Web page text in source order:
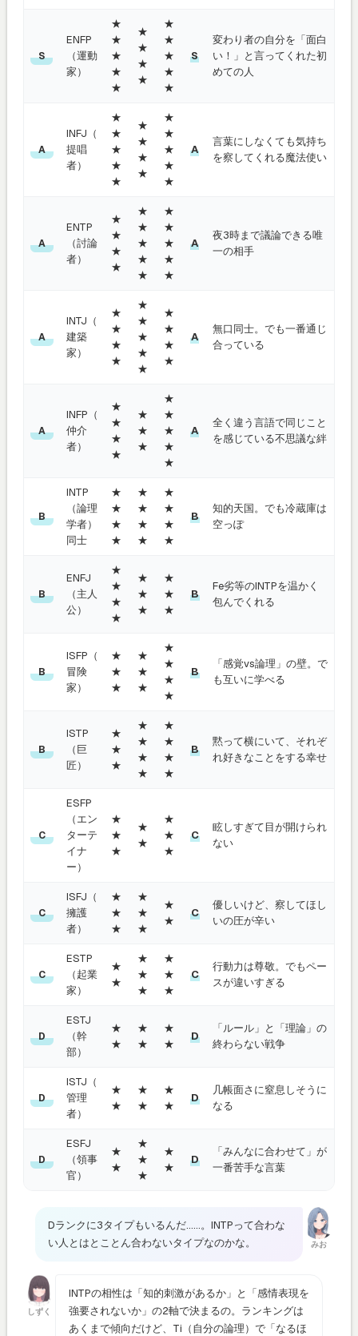
S
ENFP
（運動
家）
★
★
★
★
★
★
★
★
★
★
★
★
★
★
S
変わり者の自分を「面白
い！」と言ってくれた初
めての人
A
INFJ（
提唱
者）
★
★
★
★
★
★
★
★
★
★
★
★
★
★
A
言葉にしなくても気持ち
を察してくれる魔法使い
A
ENTP
（討論
者）
★
★
★
★
★
★
★
★
★
★
★
★
★
★
A
夜3時まで議論できる唯
一の相手
A
INTJ（
建築
家）
★
★
★
★
★
★
★
★
★
★
★
★
★
A
無口同士。でも一番通じ
合っている
A
INFP（
仲介
者）
★
★
★
★
★
★
★
★
★
★
★
★
A
全く違う言語で同じこと
を感じている不思議な絆
B
INTP
（論理
学者）
同士
★
★
★
★
★
★
★
★
★
★
★
★
B
知的天国。でも冷蔵庫は
空っぽ
B
ENFJ
（主人
公）
★
★
★
★
★
★
★
★
★
★
B
Fe劣等のINTPを温かく
包んでくれる
B
ISFP（
冒険
家）
★
★
★
★
★
★
★
★
★
★
B
「感覚vs論理」の壁。で
も互いに学べる
B
ISTP
（巨
匠）
★
★
★
★
★
★
★
★
★
★
★
B
黙って横にいて、それぞ
れ好きなことをする幸せ
C
ESFP
（エン
ターテ
イナ
ー）
★
★
★
★
★
★
★
★
C
眩しすぎて目が開けられ
ない
C
ISFJ（
擁護
者）
★
★
★
★
★
★
★
★
C
優しいけど、察してほし
いの圧が辛い
C
ESTP
（起業
家）
★
★
★
★
★
★
★
★
C
行動力は尊敬。でもペー
スが違いすぎる
D
ESTJ
（幹
部）
★
★
★
★
★
★
D
「ルール」と「理論」の
終わらない戦争
D
ISTJ（
管理
者）
★
★
★
★
★
★
D
几帳面さに窒息しそうに
なる
D
ESFJ
（領事
官）
★
★
★
★
★
★
★
D
「みんなに合わせて」が
一番苦手な言葉
みお
Dランクに3タイプもいるんだ……。INTPって合わな
い人とはとことん合わないタイプなのかな。
しずく
INTPの相性は「知的刺激があるか」と「感情表現を
強要されないか」の2軸で決まるの。ランキングは
あくまで傾向だけど、Ti（自分の論理）で「なるほ